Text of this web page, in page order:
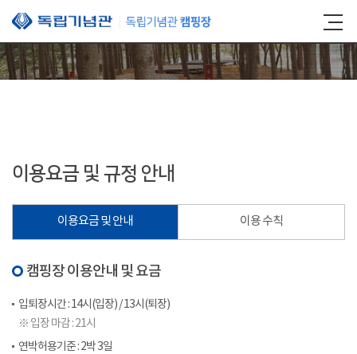
본문 바로가기
이용요금 및 규정 안내
이용요금 및 안내 이용 수칙
캠핑장 이용안내 및 요금
입퇴장시간 : 14시(입장) / 13시(퇴장)
※ 입장 마감 : 21시
연박허용기준 : 2박 3일